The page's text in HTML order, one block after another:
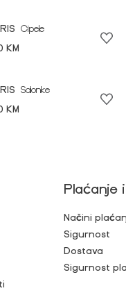
Cipele
KM
Salonke
KM
Plaćanje
Načini
Sigurnost
Dostava
Sigurnost